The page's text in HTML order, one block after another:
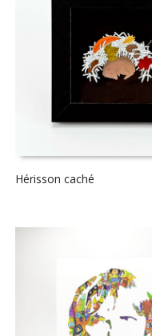
Hérisson caché